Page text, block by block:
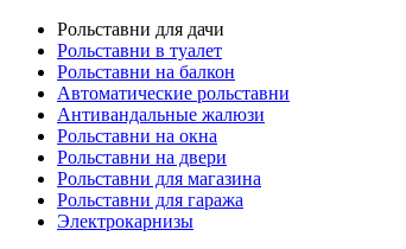
Рольставни для дачи
Рольставни в туалет
Рольставни на балкон
Автоматические рольставни
Антивандальные жалюзи
Рольставни на окна
Рольставни на двери
Рольставни для магазина
Рольставни для гаража
Электрокарнизы